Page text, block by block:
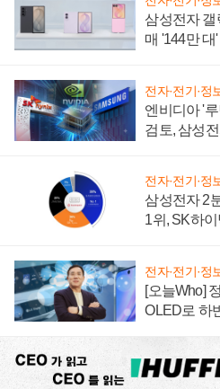
삼성전자 갤
매 '144만 대
전자·전기·정
엔비디아 '
검토, 삼성
전자·전기·정
삼성전자 2
1위, SK하
전자·전기·정
[오늘Who]
OLED로 하